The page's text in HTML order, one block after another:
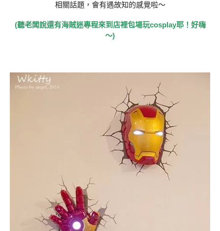
相關話題，會有遇故知的感覺啦～
(聽老闆說還有海賊迷專程來到店裡包場玩cosplay耶！好嗨
～)